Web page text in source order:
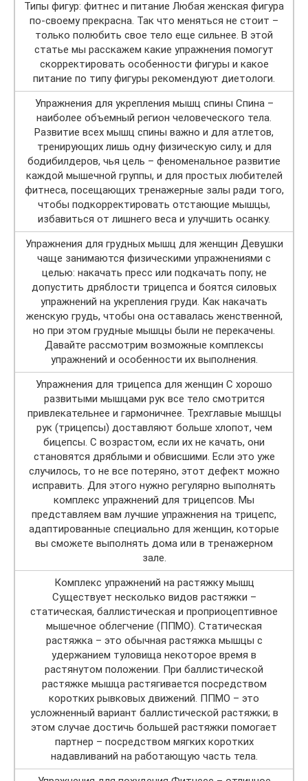
Типы фигур: фитнес и питание Любая женская фигура
по-своему прекрасна. Так что меняться не стоит –
только полюбить свое тело еще сильнее. В этой
статье мы расскажем какие упражнения помогут
скорректировать особенности фигуры и какое
питание по типу фигуры рекомендуют диетологи.
Упражнения для укрепления мышц спины Спина –
наиболее объемный регион человеческого тела.
Развитие всех мышц спины важно и для атлетов,
тренирующих лишь одну физическую силу, и для
бодибилдеров, чья цель – феноменальное развитие
каждой мышечной группы, и для простых любителей
фитнеса, посещающих тренажерные залы ради того,
чтобы подкорректировать отстающие мышцы,
избавиться от лишнего веса и улучшить осанку.
Упражнения для грудных мышц для женщин Девушки
чаще занимаются физическими упражнениями с
целью: накачать пресс или подкачать попу; не
допустить дряблости трицепса и боятся силовых
упражнений на укрепления груди. Как накачать
женскую грудь, чтобы она оставалась женственной,
но при этом грудные мышцы были не перекачены.
Давайте рассмотрим возможные комплексы
упражнений и особенности их выполнения.
Упражнения для трицепса для женщин С хорошо
развитыми мышцами рук все тело смотрится
привлекательнее и гармоничнее. Трехглавые мышцы
рук (трицепсы) доставляют больше хлопот, чем
бицепсы. С возрастом, если их не качать, они
становятся дряблыми и обвисшими. Если это уже
случилось, то не все потеряно, этот дефект можно
исправить. Для этого нужно регулярно выполнять
комплекс упражнений для трицепсов. Мы
представляем вам лучшие упражнения на трицепс,
адаптированные специально для женщин, которые
вы сможете выполнять дома или в тренажерном
зале.
Комплекс упражнений на растяжку мышц
Существует несколько видов растяжки –
статическая, баллистическая и проприоцептивное
мышечное облегчение (ППМО). Статическая
растяжка – это обычная растяжка мышцы с
удержанием туловища некоторое время в
растянутом положении. При баллистической
растяжке мышца растягивается посредством
коротких рывковых движений. ППМО – это
усложненный вариант баллистической растяжки; в
этом случае достичь большей растяжки помогает
партнер – посредством мягких коротких
надавливаний на работающую часть тела.